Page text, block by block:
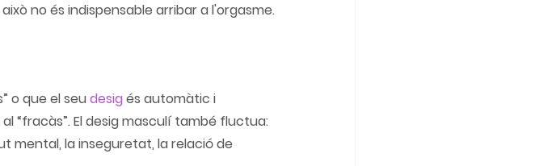
no és indispensable arribar a l'orgasme.
o que el seu desig és automàtic i
“fracàs”. El desig masculí també fluctua:
mental, la inseguretat, la relació de